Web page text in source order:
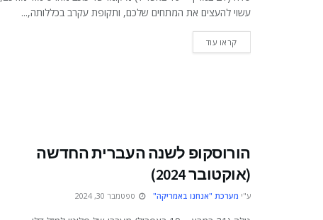
עשוי להעצים את המתחים שלכם, ותקופת עקרב בכללותה,...
קראו עודDETAILS
הורוסקופ לשנה העברית החדשה
(אוקטובר 2024)
ע"י מערכת "אנחנו באמריקה" ספטמבר 30, 2024